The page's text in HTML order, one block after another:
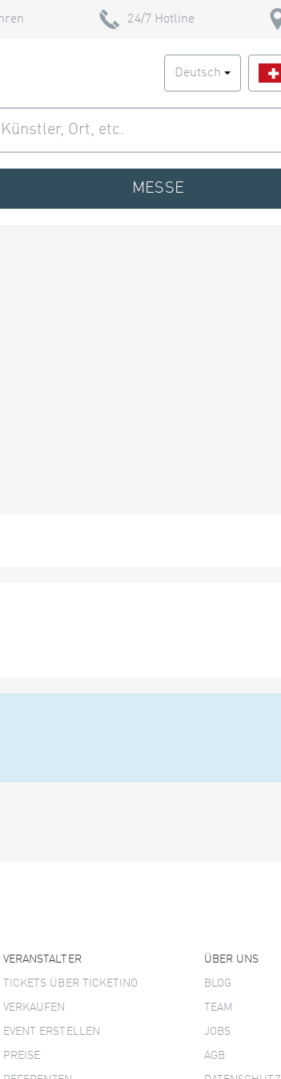
24/7 Hotline
Deutsch
MESSE
VERANSTALTER
TICKETS ÜBER TICKETINO
VERKAUFEN
EVENT ERSTELLEN
PREISE
ÜBER UNS
BLOG
TEAM
JOBS
AGB